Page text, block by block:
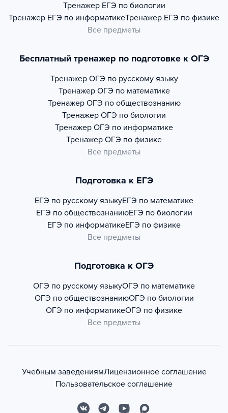
Тренажер ЕГЭ по биологии
Тренажер ЕГЭ по информатикеТренажер ЕГЭ по физике
Все предметы
Бесплатный тренажер по подготовке к ОГЭ
Тренажер ОГЭ по русскому языку
Тренажер ОГЭ по математике
Тренажер ОГЭ по обществознанию
Тренажер ОГЭ по биологии
Тренажер ОГЭ по информатике
Тренажер ОГЭ по физике
Все предметы
Подготовка к ЕГЭ
ЕГЭ по русскому языкуЕГЭ по математике
ЕГЭ по обществознаниюЕГЭ по биологии
ЕГЭ по информатикеЕГЭ по физике
Все предметы
Подготовка к ОГЭ
ОГЭ по русскому языкуОГЭ по математике
ОГЭ по обществознаниюОГЭ по биологии
ОГЭ по информатикеОГЭ по физике
Все предметы
Учебным заведениямЛицензионное соглашение
Пользовательское соглашение